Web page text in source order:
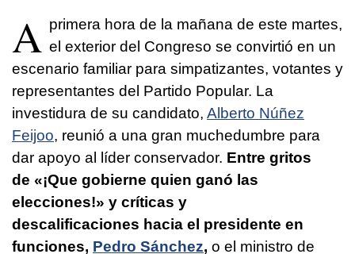
A primera hora de la mañana de este martes,
el exterior del Congreso se convirtió en un
escenario familiar para simpatizantes, votantes y
representantes del Partido Popular. La
investidura de su candidato, Alberto Núñez
Feijoo, reunió a una gran muchedumbre para
dar apoyo al líder conservador. Entre gritos
de «¡Que gobierne quien ganó las
elecciones!» y críticas y
descalificaciones hacia el presidente en
funciones, Pedro Sánchez, o el ministro de